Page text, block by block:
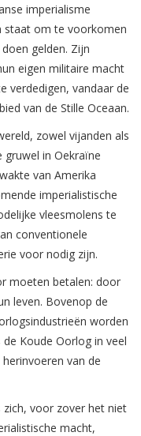
imperialisme
staat om te voorkomen
gelden. Zijn
eigen militaire macht
verdedigen, vandaar de
van de Stille Oceaan.
zowel vijanden als
gruwel in Oekraïne
van Amerika
imperialistische
vleesmolens te
conventionele
voor nodig zijn.
moeten betalen: door
leven. Bovenop de
worden
Koude Oorlog in veel
van de
zich, voor zover het niet
macht,